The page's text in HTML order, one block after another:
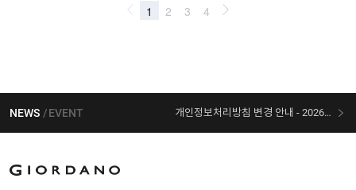
NEWS EVENT 개인정보처리방침 변경 안내 - 2026/07/30 시행